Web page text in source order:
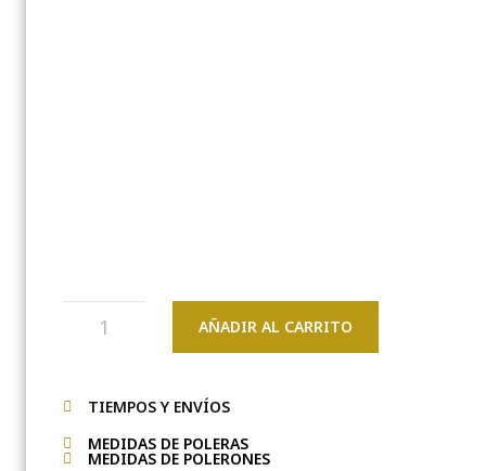
AÑADIR AL CARRITO
TIEMPOS Y ENVÍOS
MEDIDAS DE POLERAS
MEDIDAS DE POLERONES